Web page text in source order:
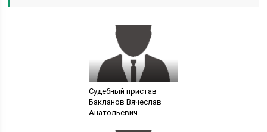
Судебный пристав
Бакланов Вячеслав
Анатольевич